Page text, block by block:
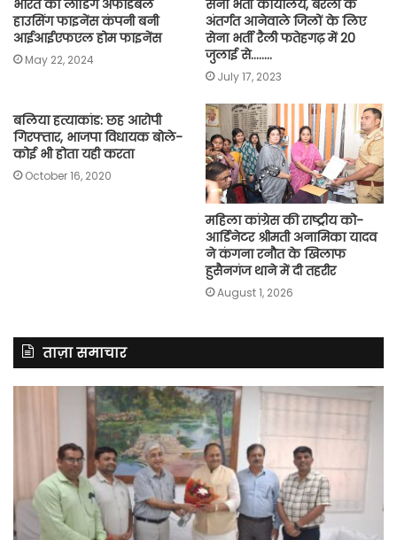
भारत की लीडिंग अफोर्डेबल
हाउसिंग फाइनेंस कंपनी बनी
आईआईएफएल होम फाइनेंस
May 22, 2024
सेना भर्ती कार्यालय, बरेली के
अंतर्गत आनेवाले जिलों के लिए
सेना भर्ती रैली फतेहगढ़ में 20
जुलाई से……..
July 17, 2023
बलिया हत्याकांड: छह आरोपी
गिरफ्तार, भाजपा विधायक बोले-
कोई भी होता यही करता
October 16, 2020
महिला कांग्रेस की राष्ट्रीय को-
आर्डिनेटर श्रीमती अनामिका यादव
ने कंगना रनौत के खिलाफ
हुसैनगंज थाने में दी तहरीर
August 1, 2026
ताज़ा समाचार